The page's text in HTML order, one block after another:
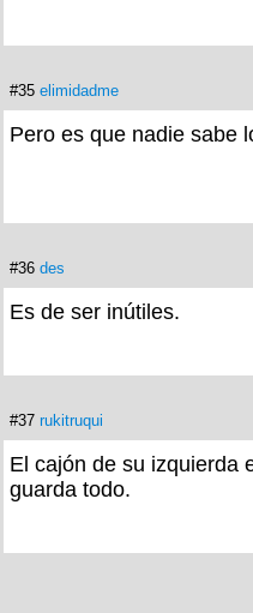
#35 elimidadme
Pero es que nadie sabe
#36 des
Es de ser inútiles.
#37 rukitruqui
El cajón de su izquierda
guarda todo.